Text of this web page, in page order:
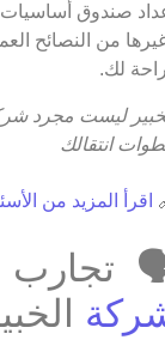
صندوق أساسيات
من النصائح
لك.
انتقالك
اقرأ المزيد من
تجارب